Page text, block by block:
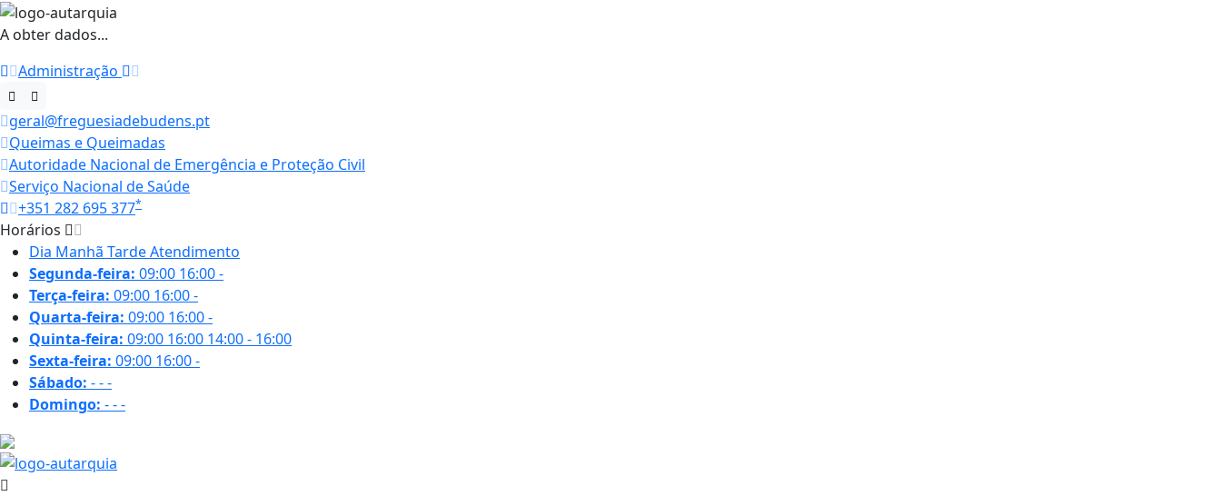
A obter dados...
Administração
geral@freguesiadebudens.pt
Queimas e Queimadas
Autoridade Nacional de Emergência e Proteção Civil
Serviço Nacional de Saúde
+351 282 695 377*
Horários
Dia Manhã TardeAtendimento
Segunda-feira: 09:00 16:00-
Terça-feira: 09:00 16:00-
Quarta-feira: 09:00 16:00-
Quinta-feira: 09:00 16:00 14:00 - 16:00
Sexta-feira: 09:00 16:00-
Sábado: ---
Domingo: ---